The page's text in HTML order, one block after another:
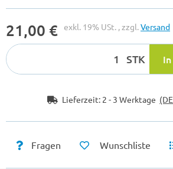
21,00 € exkl. 19% USt. , zzgl.Versand
STK
Lieferzeit: 2 - 3 Werktage
Fragen Wunschliste